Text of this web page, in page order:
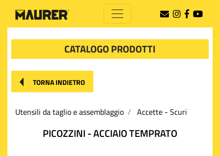
CATALOGO PRODOTTI
TORNA INDIETRO
Utensili da taglio e assemblaggio Accette - Scuri
PICOZZINI - ACCIAIO TEMPRATO